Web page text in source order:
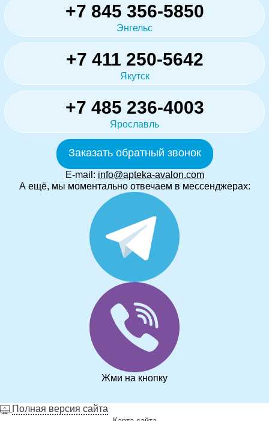
+7 845 356-5850
Энгельс
+7 411 250-5642
Якутск
+7 485 236-4003
Ярославль
Заказать обратный звонок
E-mail: info@apteka-avalon.com
А ещё, мы моментально отвечаем в мессенджерах:
Жми на кнопку
Полная версия сайта